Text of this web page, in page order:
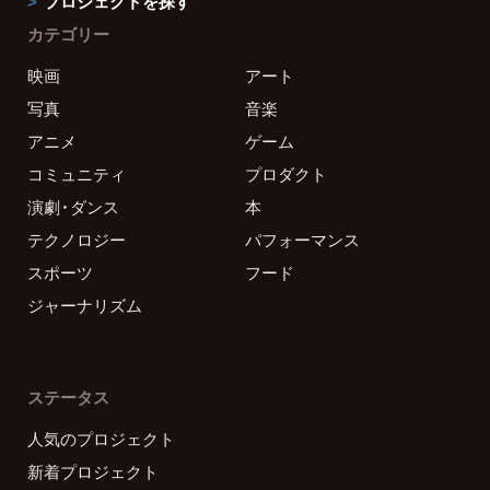
カテゴリー
映画
アート
写真
音楽
アニメ
ゲーム
コミュニティ
プロダクト
演劇・ダンス
本
テクノロジー
パフォーマンス
スポーツ
フード
ジャーナリズム
ステータス
人気のプロジェクト
新着プロジェクト